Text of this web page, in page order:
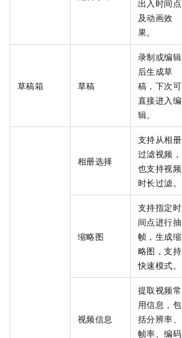
出入时间点
及动画效
果。
草稿箱 草稿
录制或编辑
后生成草
稿，下次可
直接进入编
辑。
相册选择
支持从相册
过滤视频，
也支持视频
时长过滤。
缩略图
支持指定时
间点进行抽
帧，生成缩
略图，支持
快速模式。
视频信息
提取视频常
用信息，包
括分辨率、
帧率、编码